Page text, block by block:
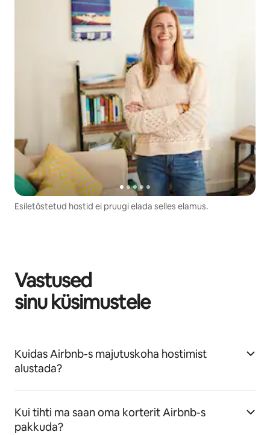
Esiletõstetud hostid ei pruugi elada selles elamus.
Vastused
sinu küsimustele
Kuidas Airbnb-s majutuskoha hostimist
alustada?
Kui tihti ma saan oma korterit Airbnb-s
pakkuda?